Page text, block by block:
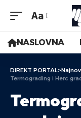
Aa
NASLOVNA
DIREKT PORTAL>
Termograding i Herc